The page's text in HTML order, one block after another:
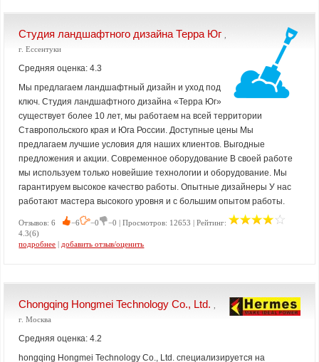
Студия ландшафтного дизайна Терра Юг
г. Ессентуки
Средняя оценка: 4.3
Мы предлагаем ландшафтный дизайн и уход под
ключ. Студия ландшафтного дизайна «Терра Юг»
существует более 10 лет, мы работаем на всей территории
Ставропольского края и Юга России. Доступные цены Мы
предлагаем лучшие условия для наших клиентов. Выгодные
предложения и акции. Современное оборудование В своей работе
мы используем только новейшие технологии и оборудование. Мы
гарантируем высокое качество работы. Опытные дизайнеры У нас
работают мастера высокого уровня и с большим опытом работы.
Отзывов: 6 −6 −0
−0 | Просмотров: 12653 | Рейтинг:
4.3(6)
подробнее | добавить отзыв/оценить
Chongqing Hongmei Technology Co., Ltd.
г. Москва
Средняя оценка: 4.2
hongqing Hongmei Technology Co., Ltd. специализируется на